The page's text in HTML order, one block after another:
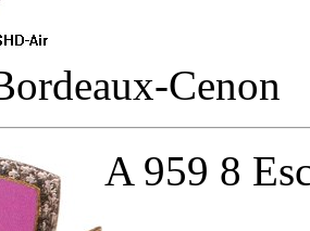
Cenon
A 959 8